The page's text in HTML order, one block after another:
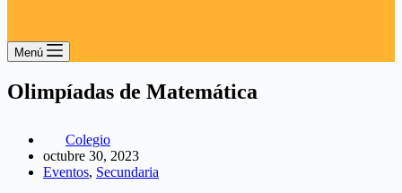
Menú
Olimpíadas de Matemática
Colegio
octubre 30, 2023
Eventos, Secundaria